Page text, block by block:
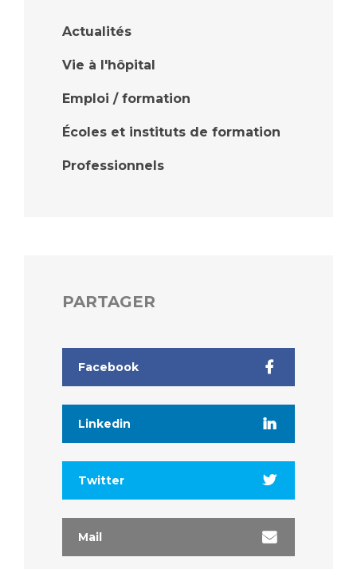
Actualités
Vie à l'hôpital
Emploi / formation
Écoles et instituts de formation
Professionnels
PARTAGER
Facebook
Linkedin
Twitter
Mail